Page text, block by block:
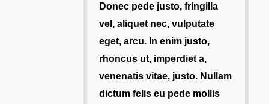
Donec pede justo, fringilla
vel, aliquet nec, vulputate
eget, arcu. In enim justo,
rhoncus ut, imperdiet a,
venenatis vitae, justo. Nullam
dictum felis eu pede mollis